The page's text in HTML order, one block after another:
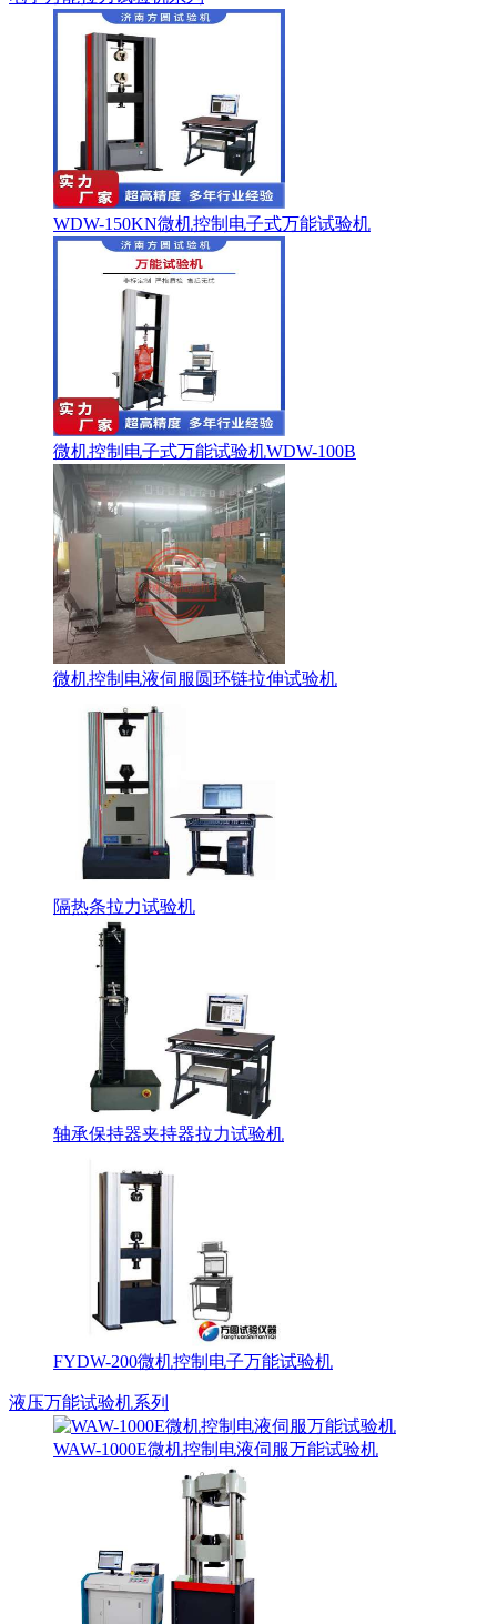
WDW-150KN微机控制电子式万能试验机
微机控制电子式万能试验机WDW-100B
微机控制电液伺服圆环链拉伸试验机
隔热条拉力试验机
轴承保持器夹持器拉力试验机
FYDW-200微机控制电子万能试验机
液压万能试验机系列
WAW-1000E微机控制电液伺服万能试验机